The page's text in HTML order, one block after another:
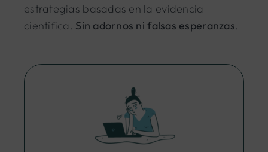
estrategias basadas en la evidencia
científica. Sin adornos ni falsas esperanzas.